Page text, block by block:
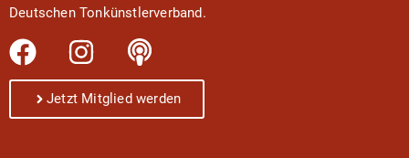
Deutschen Tonkünstlerverband.
Jetzt Mitglied werden